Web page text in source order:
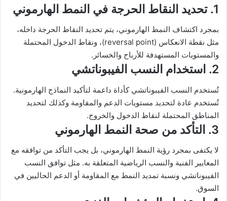
1. تحديد النقاط الحرجة في النمط الهارموني
بمجرد اكتشاف النمط الهارموني، يتم تحديد النقاط الحرجة داخله،
مثل نقطة الانعكاس (reversal point)، ونقاط الدخول المحتملة
والمستويات المستهدفة للأرباح والخسائر.
2. استخدام النسب الفيبوناتشي
تُستخدم النسب الفيبوناتشي كأداة داعمة لتأكيد النماذج الهارمونية.
تُستخدم عادة لتحديد مستويات الدعم والمقاومة وكذلك لتحديد
المناطق المحتملة لنقاط الدخول والخروج.
3. التأكد من صحة النمط الهارموني
لا يكتفى بمجرد رؤية النمط الهارموني، بل يجب التأكد من توافقه مع
المعايير الفنية والنسب الرياضية المتعلقة به. مثل توافق النسب
الفيبوناتشي ونسبة تمديد النمط مع المقاومة أو الدعم الحاليين في
السوق.